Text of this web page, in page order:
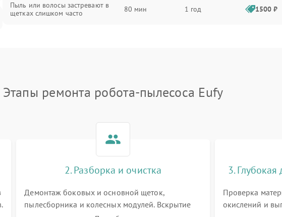
Пыль или волосы застревают в
щетках слишком часто
80 мин 1 год 1500 ₽
Этапы ремонта робота-пылесоса Eufy
2. Разборка и очистка
Демонтаж боковых и основной щеток,
пылесборника и колесных модулей. Вскрытие
3.
Проверка
окислений и